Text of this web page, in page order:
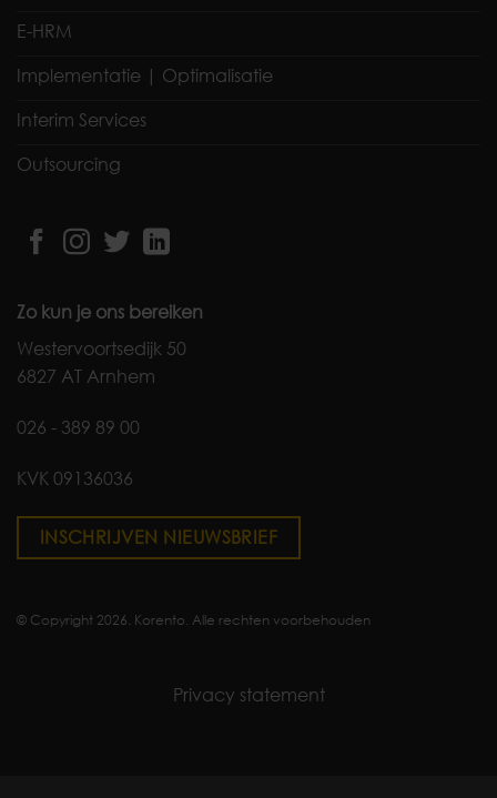
E-HRM
Implementatie | Optimalisatie
Interim Services
Outsourcing
Zo kun je ons bereiken
Westervoortsedijk 50
6827 AT Arnhem
026 - 389 89 00
KVK 09136036
INSCHRIJVEN NIEUWSBRIEF
© Copyright 2026. Korento. Alle rechten voorbehouden
Privacy statement